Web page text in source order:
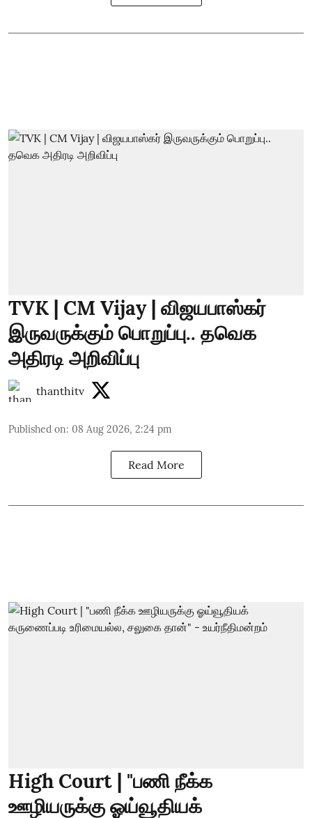
TVK | CM Vijay | விஜயபாஸ்கர்
இருவருக்கும் பொறுப்பு.. தவெக
அதிரடி அறிவிப்பு
thanthitv
Published on: 08 Aug 2026, 2:24 pm
Read More
High Court | "பணி நீக்க
ஊழியருக்கு ஓய்வூதியக்